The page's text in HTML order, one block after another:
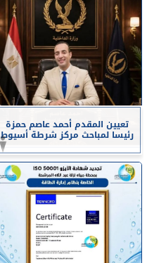
تعيين المقدم أحمد عاصم حمزة
رئيسا لمباحث مركز شرطة أسيوط